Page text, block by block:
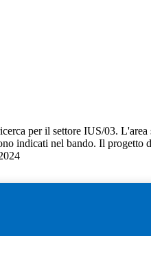
per il settore IUS/03.
indicati nel bando. Il progetto